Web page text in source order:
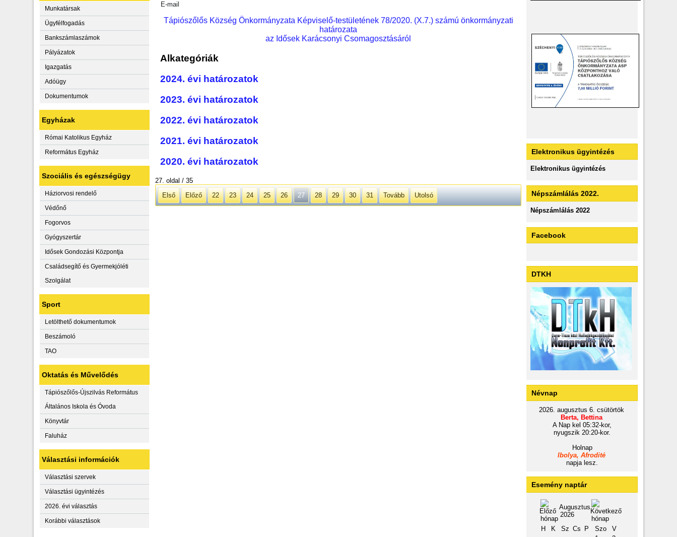
Munkatársak
Ügyfélfogadás
Bankszámlaszámok
Pályázatok
Igazgatás
Adóügy
Dokumentumok
Egyházak
Római Katolikus Egyház
Református Egyház
Szociális és egészségügy
Háziorvosi rendelő
Védőnő
Fogorvos
Gyógyszertár
Idősek Gondozási Központja
Családsegítő és Gyermekjóléti
Szolgálat
Sport
Letölthető dokumentumok
Beszámoló
TAO
Oktatás és Művelődés
Tápiószőlős-Újszilvás Református
Általános Iskola és Óvoda
Könyvtár
Faluház
Választási információk
Választási szervek
Választási ügyintézés
2026. évi választás
Korábbi választások
E-mail
Tápiószőlős Község Önkormányzata Képviselő-testületének 78/2020. (X.7.) számú önkormányzati
határozata
az Idősek Karácsonyi Csomagosztásáról
Alkategóriák
2024. évi határozatok
2023. évi határozatok
2022. évi határozatok
2021. évi határozatok
2020. évi határozatok
27. oldal / 35
Első
Előző 22 23 24 25 26 27 28 29 30 31 Tovább Utolsó
Elektronikus ügyintézés
Elektronikus ügyintézés
Népszámlálás 2022.
Népszámlálás 2022
Facebook
DTKH
Névnap
2026. augusztus 6. csütörtök
Berta, Bettina
A Nap kel 05:32-kor,
nyugszik 20:20-kor.
Holnap
Ibolya, Afrodité
napja lesz.
Esemény naptár
Augusztus
2026
H
K Sz Cs P Szo
V